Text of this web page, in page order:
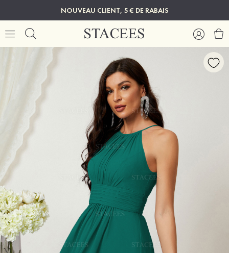
NOUVEAU CLIENT, 5 € DE RABAIS